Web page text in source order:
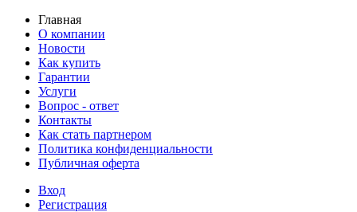
Главная
О компании
Новости
Как купить
Гарантии
Услуги
Вопрос - ответ
Контакты
Как стать партнером
Политика конфиденциальности
Публичная оферта
Вход
Регистрация